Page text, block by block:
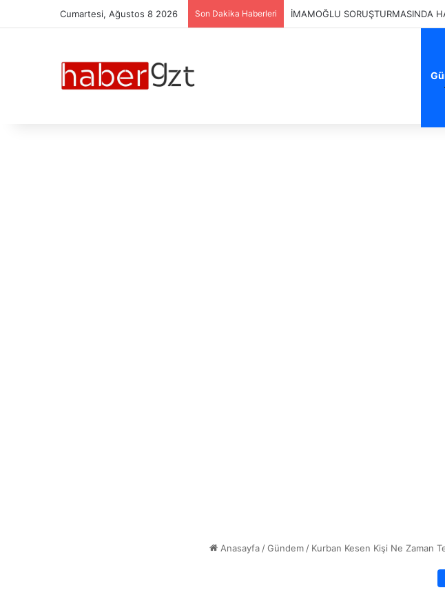
Cumartesi, Ağustos 8 2026 Son Dakika Haberleri ESPRESSOLAB KİMİN?
Anasayfa /Gündem / Kurban Kesen Kişi Ne Zaman